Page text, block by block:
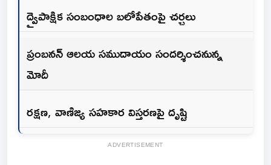
ద్వైపాక్షిక సంబంధాల బలోపేతంపై చర్చలు
ప్రంబనన్ ఆలయ సముదాయం సందర్శించనున్న
మోదీ
రక్షణ, వాణిజ్య సహకార విస్తరణపై దృష్టి
ADVERTISEMENT